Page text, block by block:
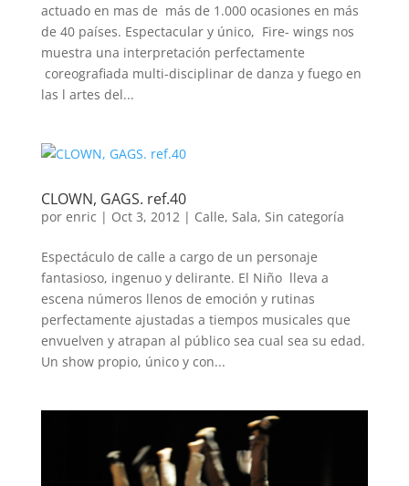
actuado en mas de más de 1.000 ocasiones en más
de 40 países. Espectacular y único, Fire- wings nos
muestra una interpretación perfectamente
coreografiada multi-disciplinar de danza y fuego en
las l artes del...
CLOWN, GAGS. ref.40
por enric | Oct 3, 2012 | Calle, Sala, Sin categoría
Espectáculo de calle a cargo de un personaje
fantasioso, ingenuo y delirante. El Niño lleva a
escena números llenos de emoción y rutinas
perfectamente ajustadas a tiempos musicales que
envuelven y atrapan al público sea cual sea su edad.
Un show propio, único y con...